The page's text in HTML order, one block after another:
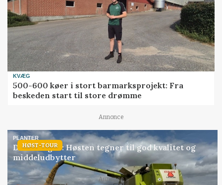
KVÆG
500-600 køer i stort barmarksprojekt: Fra
beskeden start til store drømme
Annonce
HØST-TOUR
PLANTER
Danish Agro: Høsten tegner til god kvalitet og
middeludbytter
Annonce